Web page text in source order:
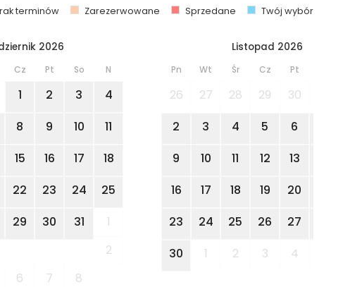
terminów Zarezerwowane Sprzedane Twój wybór
2026
Cz Pt So N
1 2 3
4
8 9 10
11
15 16 17
18
22 23 24
25
29 30 31
1
2
6 7 8
Listopad 2026
Pn Wt Śr Cz Pt
26 27 28 29 30
2
3 4 5 6
9
10 11 12 13
16
17 18 19 20
23
24 25 26 27
30
1 2 3 4